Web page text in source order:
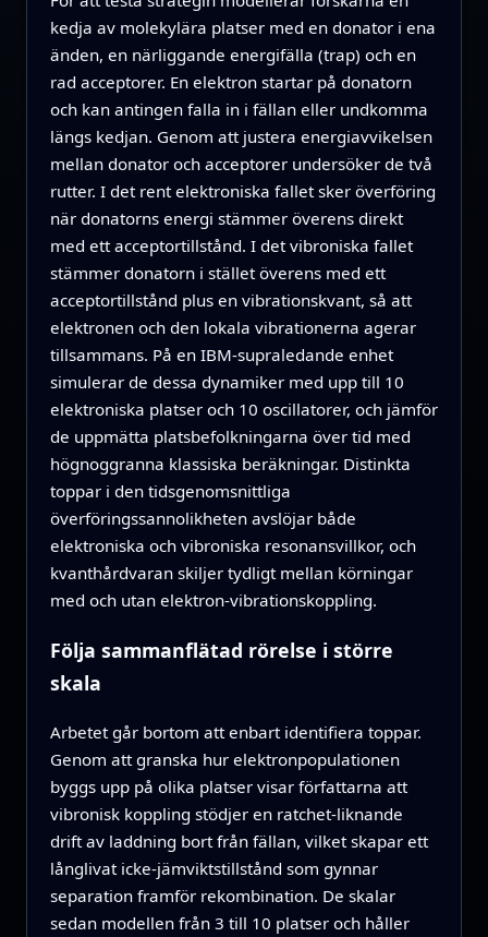
kedja av molekylära platser med en donator i ena
änden, en närliggande energifälla (trap) och en
rad acceptorer. En elektron startar på donatorn
och kan antingen falla in i fällan eller undkomma
längs kedjan. Genom att justera energiavvikelsen
mellan donator och acceptorer undersöker de två
rutter. I det rent elektroniska fallet sker överföring
när donatorns energi stämmer överens direkt
med ett acceptortillstånd. I det vibroniska fallet
stämmer donatorn i stället överens med ett
acceptortillstånd plus en vibrationskvant, så att
elektronen och den lokala vibrationerna agerar
tillsammans. På en IBM‑supraledande enhet
simulerar de dessa dynamiker med upp till 10
elektroniska platser och 10 oscillatorer, och jämför
de uppmätta platsbefolkningarna över tid med
högnoggranna klassiska beräkningar. Distinkta
toppar i den tidsgenomsnittliga
överföringssannolikheten avslöjar både
elektroniska och vibroniska resonansvillkor, och
kvanthårdvaran skiljer tydligt mellan körningar
med och utan elektron‑vibrationskoppling.
Följa sammanflätad rörelse i större
skala
Arbetet går bortom att enbart identifiera toppar.
Genom att granska hur elektronpopulationen
byggs upp på olika platser visar författarna att
vibronisk koppling stödjer en ratchet‑liknande
drift av laddning bort från fällan, vilket skapar ett
långlivat icke‑jämviktstillstånd som gynnar
separation framför rekombination. De skalar
sedan modellen från 3 till 10 platser och håller